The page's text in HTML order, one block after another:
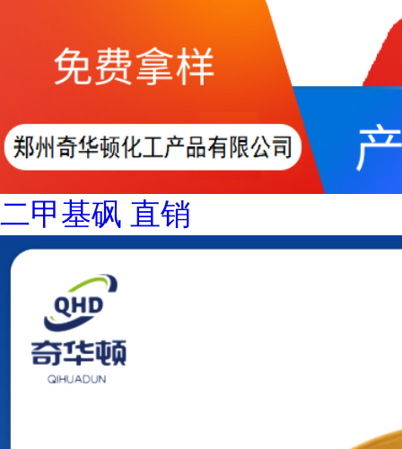
二甲基砜 直销